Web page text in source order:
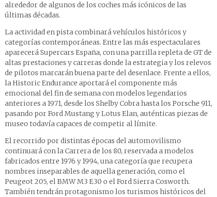
alrededor de algunos de los coches más icónicos de las
últimas décadas.
La actividad en pista combinará vehículos históricos y
categorías contemporáneas. Entre las más espectaculares
aparecerá Supercars España, con una parrilla repleta de GT de
altas prestaciones y carreras donde la estrategia y los relevos
de pilotos marcarán buena parte del desenlace. Frente a ellos,
la Historic Endurance aportará el componente más
emocional del fin de semana con modelos legendarios
anteriores a 1971, desde los Shelby Cobra hasta los Porsche 911,
pasando por Ford Mustang y Lotus Elan, auténticas piezas de
museo todavía capaces de competir al límite.
El recorrido por distintas épocas del automovilismo
continuará con la Carrera de los 80, reservada a modelos
fabricados entre 1976 y 1994, una categoría que recupera
nombres inseparables de aquella generación, como el
Peugeot 205, el BMW M3 E30 o el Ford Sierra Cosworth.
También tendrán protagonismo los turismos históricos del